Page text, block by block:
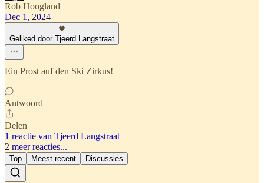
Rob Hoogland
Dec 1, 2024
Geliked door Tjeerd Langstraat
Ein Prost auf den Ski Zirkus!
Antwoord
Delen
1 reactie van Tjeerd Langstraat
2 meer reacties...
Top Meest recent Discussies